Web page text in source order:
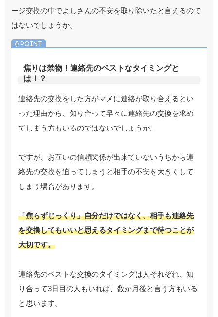
ージ交換の中でよしさんの不安を取り除いたと言えるので
はないでしょうか。
焦りは禁物！連絡先のベストなタイミングと
は！？
連絡先の交換をした方がマメに連絡が取り合えるとい
った理由から、知り合って早々に連絡先の交換を求め
てしまう方もいるのではないでしょうか。
ですが、お互いの信頼関係が出来ていないうちから連
絡先の交換を迫ってしまうと相手の不安を大きくして
しまう場合があります。
「焦らずじっくり」自分だけではなく、相手も連絡先
を交換してもいいと思えるタイミングまで待つことが
大切です。
連絡先のベストな交換のタイミングは人それぞれ、知
り合って3日目の人もいれば、数か月後と言う方もいる
と思います。